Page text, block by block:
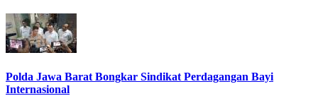
Polda Jawa Barat Bongkar Sindikat Perdagangan Bayi
Internasional